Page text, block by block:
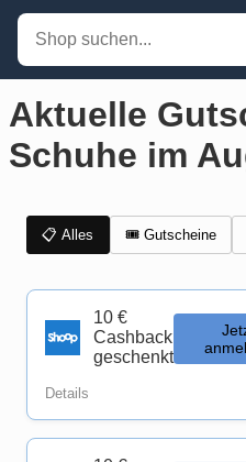
Aktuelle
Schuhe im
📋 Alles 🎟️ Gutscheine
10 €
Cashback
geschenkt
Details